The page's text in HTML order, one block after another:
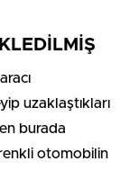
uzaklaştıkları
burada
renkli otomobilin